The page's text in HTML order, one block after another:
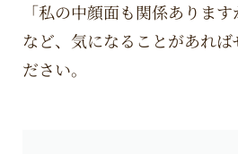
「私の中顔面も関係あります
など、気になることがあれば
ださい。